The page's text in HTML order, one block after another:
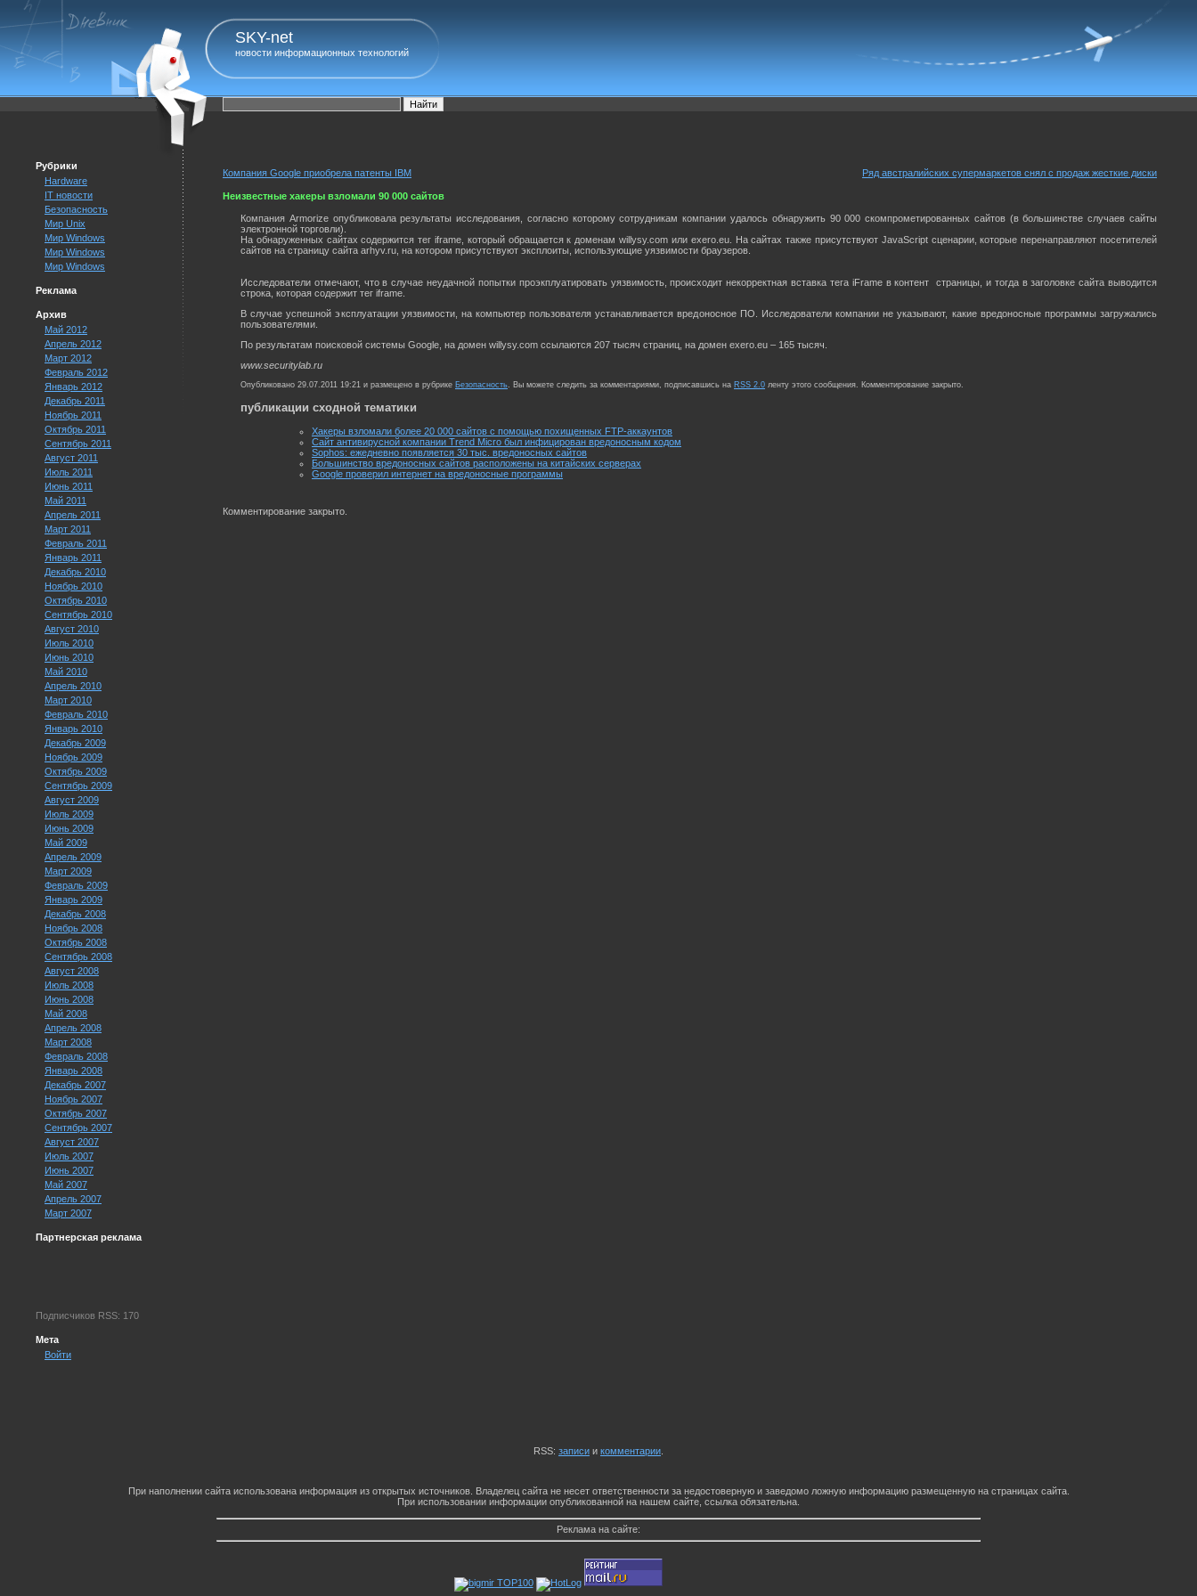
SKY-net
новости информационных технологий
Рубрики
Hardware
IT новости
Безопасность
Мир Unix
Мир Windows
Мир Windows
Мир Windows
Реклама
Архив
Май 2012
Апрель 2012
Март 2012
Февраль 2012
Январь 2012
Декабрь 2011
Ноябрь 2011
Октябрь 2011
Сентябрь 2011
Август 2011
Июль 2011
Июнь 2011
Май 2011
Апрель 2011
Март 2011
Февраль 2011
Январь 2011
Декабрь 2010
Ноябрь 2010
Октябрь 2010
Сентябрь 2010
Август 2010
Июль 2010
Июнь 2010
Май 2010
Апрель 2010
Март 2010
Февраль 2010
Январь 2010
Декабрь 2009
Ноябрь 2009
Октябрь 2009
Сентябрь 2009
Август 2009
Июль 2009
Июнь 2009
Май 2009
Апрель 2009
Март 2009
Февраль 2009
Январь 2009
Декабрь 2008
Ноябрь 2008
Октябрь 2008
Сентябрь 2008
Август 2008
Июль 2008
Июнь 2008
Май 2008
Апрель 2008
Март 2008
Февраль 2008
Январь 2008
Декабрь 2007
Ноябрь 2007
Октябрь 2007
Сентябрь 2007
Август 2007
Июль 2007
Июнь 2007
Май 2007
Апрель 2007
Март 2007
Партнерская реклама
Подписчиков RSS: 170
Мета
Войти
Компания Google приобрела патенты IBM Ряд австралийских супермаркетов снял с продаж жесткие диски
Неизвестные хакеры взломали 90 000 сайтов
Компания Armorize опубликовала результаты исследования, согласно которому сотрудникам компании удалось обнаружить 90 000 скомпрометированных сайтов (в большинстве случаев сайты
электронной торговли).
На обнаруженных сайтах содержится тег iframe, который обращается к доменам willysy.com или exero.eu. На сайтах также присутствуют JavaScript сценарии, которые перенаправляют посетителей
сайтов на страницу сайта arhyv.ru, на котором присутствуют эксплоиты, использующие уязвимости браузеров.
Исследователи отмечают, что в случае неудачной попытки проэкплуатировать уязвимость, происходит некорректная вставка тега iFrame в контент страницы, и тогда в заголовке сайта выводится
строка, которая содержит тег iframe.
В случае успешной эксплуатации уязвимости, на компьютер пользователя устанавливается вредоносное ПО. Исследователи компании не указывают, какие вредоносные программы загружались
пользователями.
По результатам поисковой системы Google, на домен willysy.com ссылаются 207 тысяч страниц, на домен exero.eu – 165 тысяч.
www.securitylab.ru
Опубликовано 29.07.2011 19:21 и размещено в рубрике Безопасность. Вы можете следить за комментариями, подписавшись на RSS 2.0 ленту этого сообщения. Комментирование закрыто.
публикации сходной тематики
Хакеры взломали более 20 000 сайтов с помощью похищенных FTP-аккаунтов
Сайт антивирусной компании Trend Micro был инфицирован вредоносным кодом
Sophos: ежедневно появляется 30 тыс. вредоносных сайтов
Большинство вредоносных сайтов расположены на китайских серверах
Google проверил интернет на вредоносные программы
Комментирование закрыто.
RSS: записи и комментарии
При наполнении сайта использована информация из открытых источников. Владелец сайта не несет ответственности за недостоверную и заведомо ложную информацию размещенную на страницах сайта.
При использовании информации опубликованной на нашем сайте, ссылка обязательна.
Реклама на сайте: